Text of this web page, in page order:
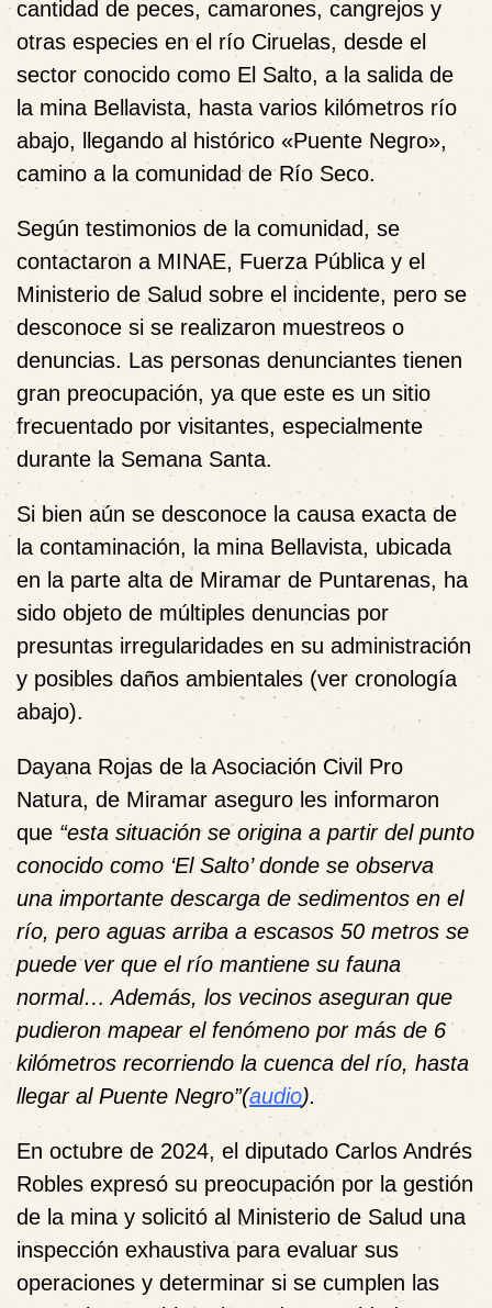
cantidad de peces, camarones, cangrejos y
otras especies en el río Ciruelas, desde el
sector conocido como El Salto, a la salida de
la mina Bellavista, hasta varios kilómetros río
abajo, llegando al histórico «Puente Negro»,
camino a la comunidad de Río Seco.
Según testimonios de la comunidad, se
contactaron a MINAE, Fuerza Pública y el
Ministerio de Salud sobre el incidente, pero se
desconoce si se realizaron muestreos o
denuncias. Las personas denunciantes tienen
gran preocupación, ya que este es un sitio
frecuentado por visitantes, especialmente
durante la Semana Santa.
Si bien aún se desconoce la causa exacta de
la contaminación, la mina Bellavista, ubicada
en la parte alta de Miramar de Puntarenas, ha
sido objeto de múltiples denuncias por
presuntas irregularidades en su administración
y posibles daños ambientales (ver cronología
abajo).
Dayana Rojas de la Asociación Civil Pro
Natura, de Miramar aseguro les informaron
que “esta situación se origina a partir del punto
conocido como ‘El Salto’ donde se observa
una importante descarga de sedimentos en el
río, pero aguas arriba a escasos 50 metros se
puede ver que el río mantiene su fauna
normal… Además, los vecinos aseguran que
pudieron mapear el fenómeno por más de 6
kilómetros recorriendo la cuenca del río, hasta
llegar al Puente Negro”(audio).
En octubre de 2024, el diputado Carlos Andrés
Robles expresó su preocupación por la gestión
de la mina y solicitó al Ministerio de Salud una
inspección exhaustiva para evaluar sus
operaciones y determinar si se cumplen las